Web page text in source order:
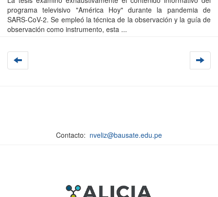
programa televisivo "América Hoy" durante la pandemia de
SARS-CoV-2. Se empleó la técnica de la observación y la guía de
observación como instrumento, esta ...
Contacto: nveliz@bausate.edu.pe